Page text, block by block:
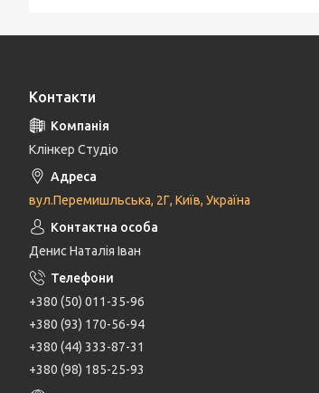
Контакти
Клінкер Студіо
вул.Перемишльська, 2Г, Київ, Україна
Денис Наталія Іван
+380 (50) 011-35-96
+380 (93) 170-56-94
+380 (44) 333-87-31
+380 (98) 185-25-93